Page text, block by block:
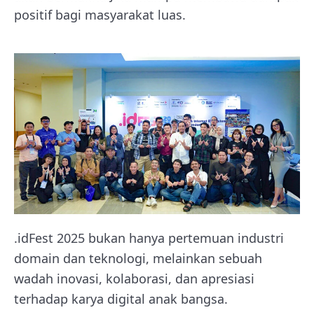
positif bagi masyarakat luas.
.idFest 2025 bukan hanya pertemuan industri
domain dan teknologi, melainkan sebuah
wadah inovasi, kolaborasi, dan apresiasi
terhadap karya digital anak bangsa.